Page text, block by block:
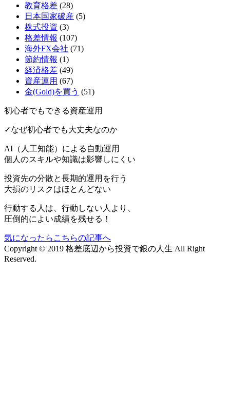
教育格差 (28)
日本国家破産 (5)
株式投資 (3)
格差情報 (107)
海外FX会社 (71)
節約情報 (1)
経済格差 (49)
資産運用 (67)
金(Gold)を買う (51)
初心者でもできる資産運用
✓なぜ初心者でも大丈夫なのか
AI（人工知能）による 自動運用
個人のスキルや知識は影響しにくい
投資先の分散と長期的運用を行う
大損のリスクはほとんどない
行動する人は、行動しない人より、
圧倒的によい成績を残せる！
気になったらこちらの記事へ
Copyright © 2019 格差底辺から投資で銀の人生 All Right
Reserved.